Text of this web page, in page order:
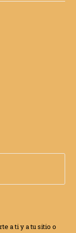
a ti y a tu sitio o